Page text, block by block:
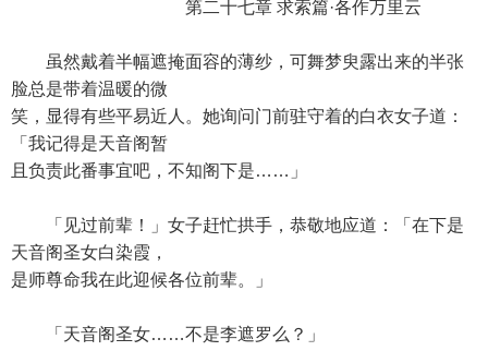
第二十七章 求索篇·各作万里云
虽然戴着半幅遮掩面容的薄纱，可舞梦臾露出来的半张
脸总是带着温暖的微
笑，显得有些平易近人。她询问门前驻守着的白衣女子道：
「我记得是天音阁暂
且负责此番事宜吧，不知阁下是……」
「见过前辈！」女子赶忙拱手，恭敬地应道：「在下是
天音阁圣女白染霞，
是师尊命我在此迎候各位前辈。」
「天音阁圣女……不是李遮罗么？」